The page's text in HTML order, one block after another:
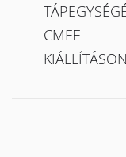
CMEF
KIÁLLÍTÁSON